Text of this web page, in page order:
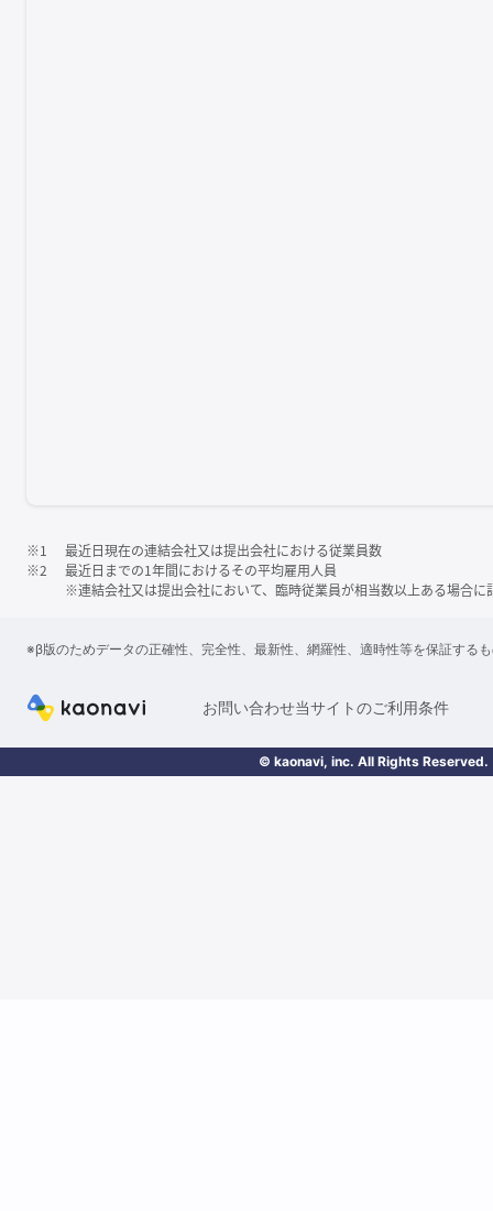
※1
最近日現在の連結会社又は提出会社における従業員数
※2
最近日までの1年間におけるその平均雇用人員
※連結会社又は提出会社において、臨時従業員が相当数以上ある場合に
※β版のためデータの正確性、完全性、最新性、網羅性、適時性等を保証する
お問い合わせ当サイトのご利用条件
© kaonavi, inc. All Rights Reserved.